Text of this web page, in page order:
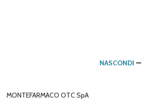
NASCONDI
MONTEFARMACO OTC SpA